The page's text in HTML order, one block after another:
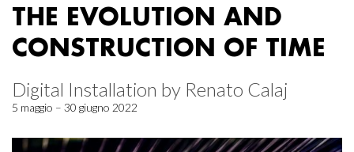
THE EVOLUTION AND
CONSTRUCTION OF TIME
Digital Installation by Renato Calaj
5 maggio – 30 giugno 2022